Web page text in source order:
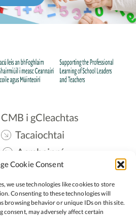
Cookie Consent
we use technologies like cookies to store
Consenting to these technologies will
browsing behavior or unique IDs on this site.
may adversely affect certain
CMB i gCleachtas
Tacaiochtai
Acmhainní
Teangmháil
Oide STEM